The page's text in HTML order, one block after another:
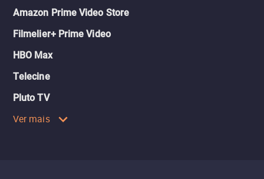
Amazon Prime Video Store
Filmelier+ Prime Video
HBO Max
Telecine
Pluto TV
Ver mais